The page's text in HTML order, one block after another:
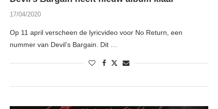
17/04/2020
Op 11 april verscheen de lyricvideo voor No Return, een
nummer van Devil’s Bargain. Dit …